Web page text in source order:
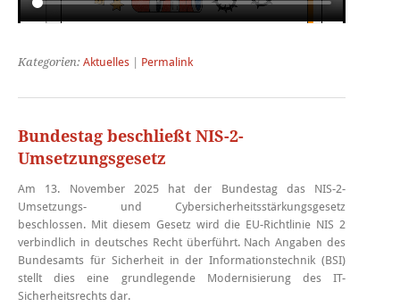
Kategorien: Aktuelles Permalink
Bundestag beschließt NIS-2-
Umsetzungsgesetz
Am 13. November 2025 hat der Bundestag das NIS-2-
Umsetzungs- und Cybersicherheitsstärkungsgesetz
beschlossen. Mit diesem Gesetz wird die EU-Richtlinie NIS 2
verbindlich in deutsches Recht überführt. Nach Angaben des
Bundesamts für Sicherheit in der Informationstechnik (BSI)
stellt dies eine grundlegende Modernisierung des IT-
Sicherheitsrechts dar.